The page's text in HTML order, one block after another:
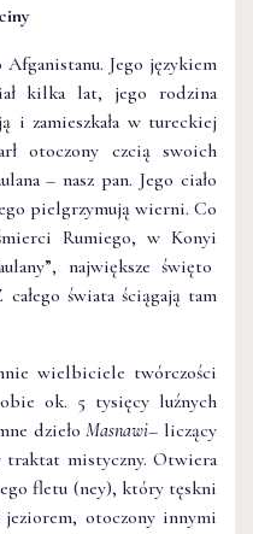
Jego językiem
kilka lat, jego rodzina
i zamieszkała w tureckiej
otoczony czcią swoich
– nasz pan. Jego ciało
pielgrzymują wierni. Co
Rumiego, w Konyi
największe święto
świata ściągają tam
wielbiciele twórczości
ok. 5 tysięcy luźnych
dziełoMasnawi– liczący
traktat mistyczny. Otwiera
fletu (ney), który tęskni
jeziorem, otoczony innymi